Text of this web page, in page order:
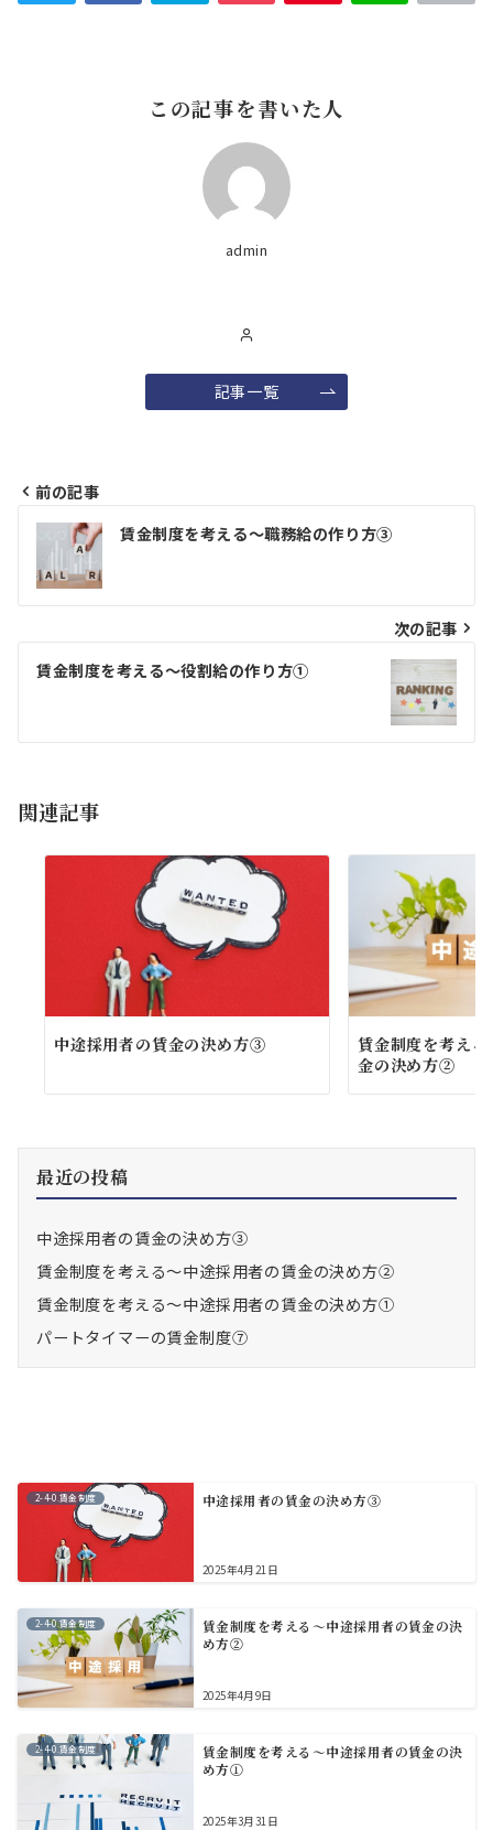
この記事を書いた人
admin
記事一覧
投
稿
ナ
ビ
ゲ
シ
ン
前の記事
賃金制度を考える～職務給の作り方③
次の記事
賃金制度を考える～役割給の作り方①
関連記事
中途採用者の賃金の決め方③
賃金制度を考え
金の決め方②
最近の投稿
中途採用者の賃金の決め方③
賃金制度を考える～中途採用者の賃金の決め方②
賃金制度を考える～中途採用者の賃金の決め方①
パートタイマーの賃金制度⑦
2-4-0.賃金制度 中途採用者の賃金の決め方③
2025年4月21日
2-4-0.賃金制度
賃金制度を考える～中途採用者の賃金の決
め方②
2025年4月9日
2-4-0.賃金制度
賃金制度を考える～中途採用者の賃金の決
め方①
2025年3月31日